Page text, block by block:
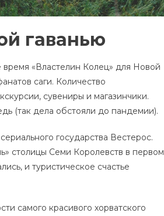
гаванью
время «Властелин Колец» для Новой
саги. Количество
сувениры и магазинчики.
(так дела обстояли до пандемии).
государства Вестерос.
столицы Семи Королевств в первом
и туристическое счастье
самого красивого хорватского